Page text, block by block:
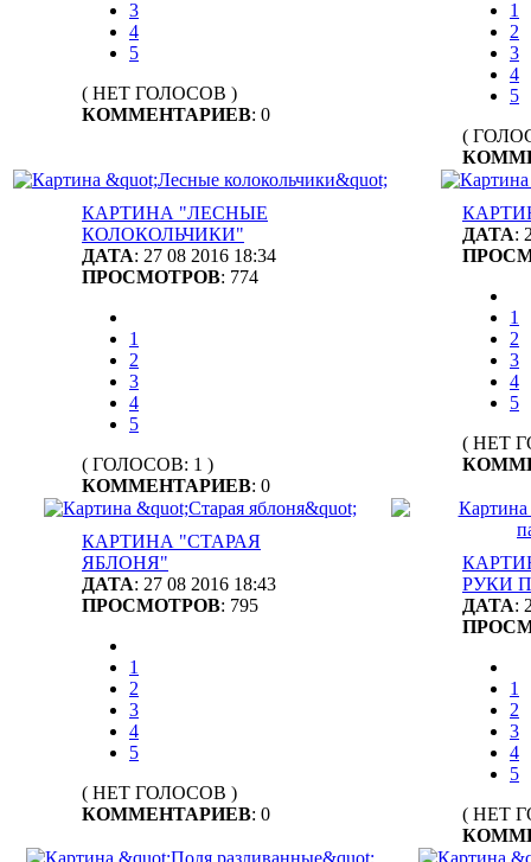
3
4
5
( НЕТ ГОЛОСОВ )
КОММЕНТАРИЕВ: 0
1
2
3
4
5
(
КАРТИНА "ЛЕСНЫЕ
КОЛОКОЛЬЧИКИ"
ДАТА: 27 08 2016 18:34
ПРОСМОТРОВ: 774
1
2
3
4
5
( ГОЛОСОВ: 1 )
КОММЕНТАРИЕВ: 0
ДАТА:
1
2
3
4
5
( НЕТ
КАРТИНА "СТАРАЯ
ЯБЛОНЯ"
ДАТА: 27 08 2016 18:43
ПРОСМОТРОВ: 795
1
2
3
4
5
( НЕТ ГОЛОСОВ )
КОММЕНТАРИЕВ: 0
РУКИ
ДАТА:
1
2
3
4
5
( НЕТ